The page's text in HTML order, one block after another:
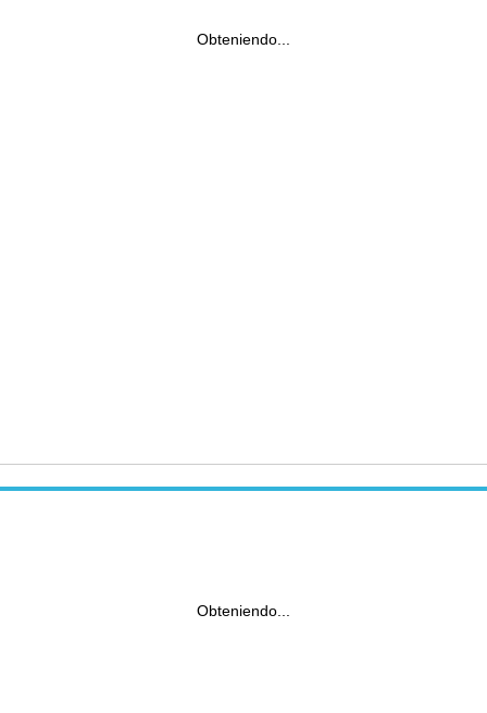
Obteniendo...
Obteniendo...